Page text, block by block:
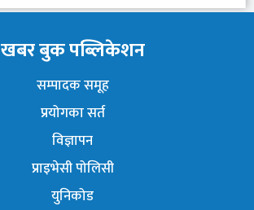
खबर बुक पब्लिकेशन
सम्पादक समूह
प्रयोगका सर्त
विज्ञापन
प्राइभेसी पोलिसी
युनिकोड